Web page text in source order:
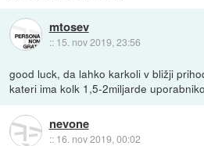
mtosev
:: 15. nov 2019, 23:56
good luck, da lahko karkoli v bližji
kateri ima kolk 1,5-2miljarde
nevone
:: 16. nov 2019, 00:02